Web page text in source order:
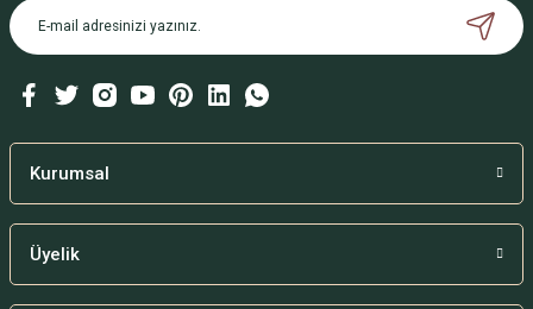
Kurumsal
Üyelik